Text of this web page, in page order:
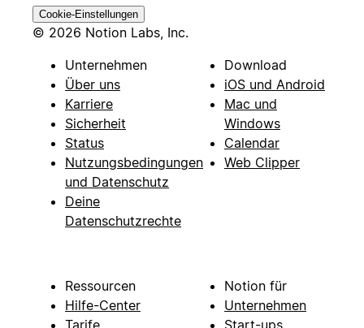
Cookie-Einstellungen
© 2026 Notion Labs, Inc.
Unternehmen
Über uns
Karriere
Sicherheit
Status
Nutzungsbedingungen
und Datenschutz
Deine
Datenschutzrechte
Download
iOS und Android
Mac und
Windows
Calendar
Web Clipper
Ressourcen
Hilfe-Center
Tarife
Notion für
Unternehmen
Start-ups